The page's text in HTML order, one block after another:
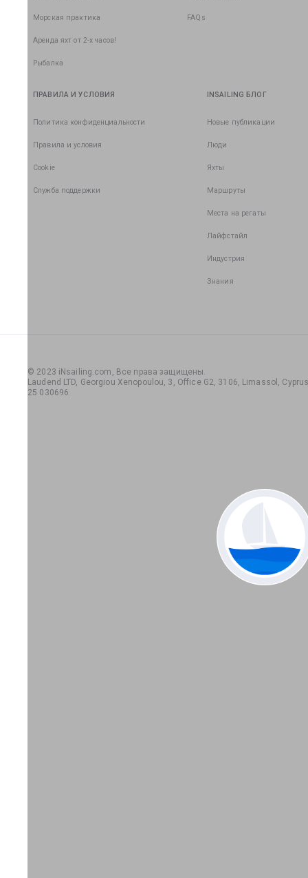
Морская практика
Аренда яхт от 2-х часов!
Рыбалка
FAQs
ПРАВИЛА И УСЛОВИЯ
Политика конфиденциальности
Правила и условия
Cookie
Служба поддержки
INSAILING БЛОГ
Новые публикации
Люди
Яхты
Маршруты
Места на регаты
Лайфстайл
Индустрия
Знания
© 2023 iNsailing.com, Все права защищены.
Laudend LTD, Georgiou Xenopoulou, 3, Office G2, 3106, Limassol,
25 030696